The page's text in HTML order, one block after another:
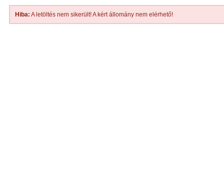
Hiba: A letöltés nem sikerült! A kért állomány nem elérhető!